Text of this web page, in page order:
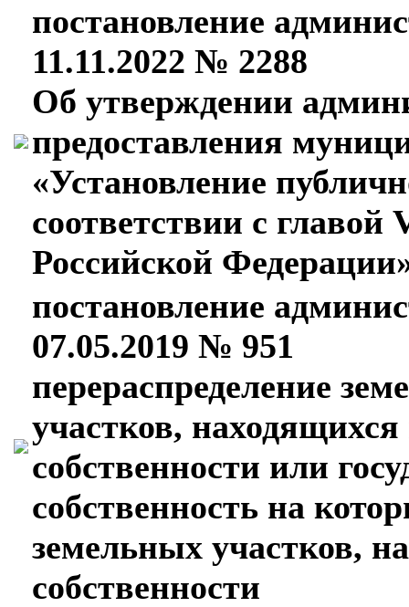
постановление
11.11.2022 № 2288
Об утверждении
предоставления
«Установление
соответствии с главой
Российской
постановление
07.05.2019 № 951
перераспределение
участков,
собственности или
собственность на
земельных участков,
собственности